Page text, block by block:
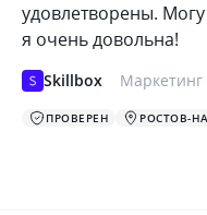
удовлетворены. Могу
я очень довольна!
Skillbox Маркетинг
ПРОВЕРЕН РОСТОВ-